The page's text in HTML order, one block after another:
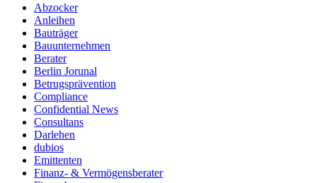
Abzocker
Anleihen
Bauträger
Bauunternehmen
Berater
Berlin Jorunal
Betrugsprävention
Compliance
Confidential News
Consultans
Darlehen
dubios
Emittenten
Finanz- & Vermögensberater